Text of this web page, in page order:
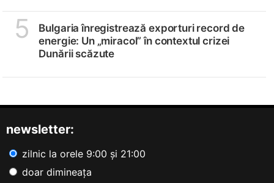
5
Bulgaria înregistrează exporturi record de
energie: Un „miracol” în contextul crizei
Dunării scăzute
newsletter:
zilnic la orele 9:00 și 21:00
doar dimineața